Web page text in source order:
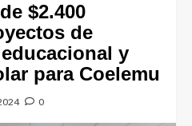
$2.400
de
y
para Coelemu
0